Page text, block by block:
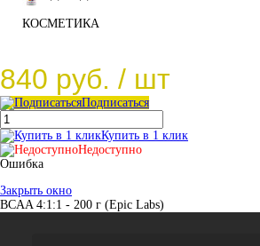
КОСМЕТИКА
840 руб. / шт
Подписаться
Купить в 1 клик
Недоступно
Ошибка
Закрыть окно
BCAA 4:1:1 - 200 г (Epic Labs)